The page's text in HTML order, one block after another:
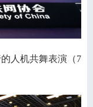
人机共舞表演（7